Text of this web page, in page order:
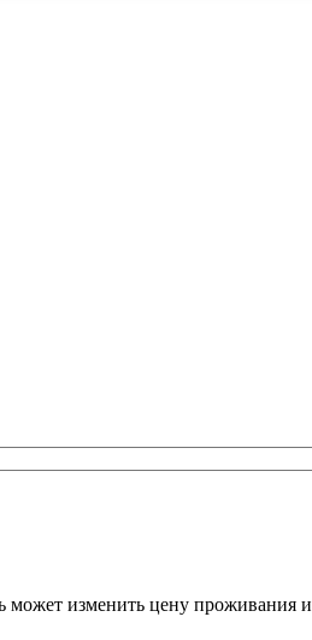
может изменить цену проживания